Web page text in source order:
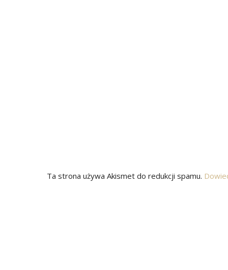
Ta strona używa Akismet do redukcji spamu.